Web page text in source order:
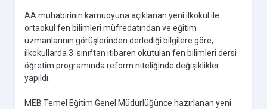
AA muhabirinin kamuoyuna açıklanan yeni ilkokul ile
ortaokul fen bilimleri müfredatından ve eğitim
uzmanlarının görüşlerinden derlediği bilgilere göre,
ilkokullarda 3. sınıftan itibaren okutulan fen bilimleri dersi
öğretim programında reform niteliğinde değişiklikler
yapıldı.
MEB Temel Eğitim Genel Müdürlüğünce hazırlanan yeni